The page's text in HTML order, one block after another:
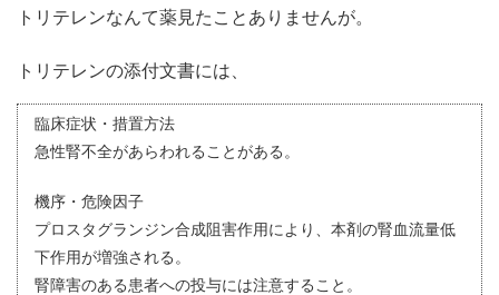
トリテレンなんて薬見たことありませんが。
トリテレンの添付文書には、
臨床症状・措置方法
急性腎不全があらわれることがある。
機序・危険因子
プロスタグランジン合成阻害作用により、本剤の腎血流量低
下作用が増強される。
腎障害のある患者への投与には注意すること。